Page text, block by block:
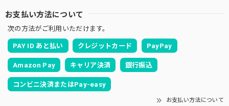
お支払い方法について
次の方法がご利用いただけます。
PAY ID あと払い クレジットカード PayPay
Amazon Pay キャリア決済 銀行振込
コンビニ決済またはPay-easy
お支払い方法について